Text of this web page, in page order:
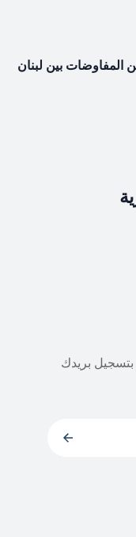
المفاوضات بين لبنان
بتسجيل بريدك